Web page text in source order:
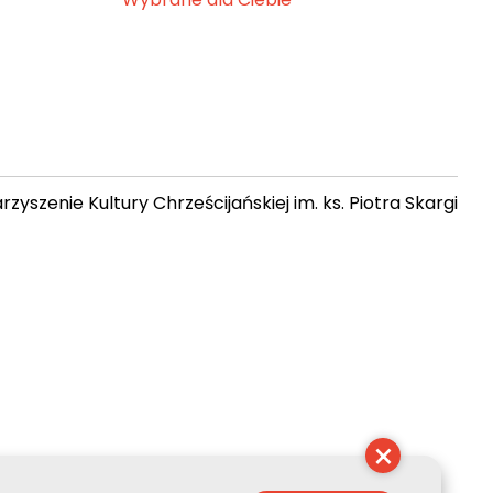
Kultury Chrześcijańskiej im. ks. Piotra Skargi
×